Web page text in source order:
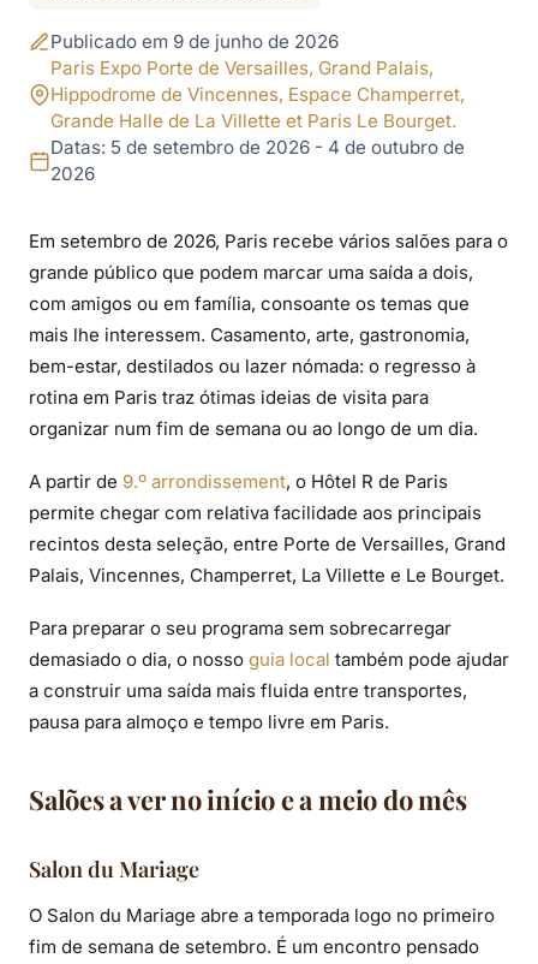
Salões para o grande
público em Paris em
setembro de 2026: 8
eventos a anotar
Publicado em 9 de junho de 2026
Paris Expo Porte de Versailles, Grand Palais,
Hippodrome de Vincennes, Espace Champerret,
Grande Halle de La Villette et Paris Le Bourget.
Datas: 5 de setembro de 2026 - 4 de outubro de
2026
Em setembro de 2026, Paris recebe vários salões para o
grande público que podem marcar uma saída a dois,
com amigos ou em família, consoante os temas que
mais lhe interessem. Casamento, arte, gastronomia,
bem-estar, destilados ou lazer nómada: o regresso à
rotina em Paris traz ótimas ideias de visita para
organizar num fim de semana ou ao longo de um dia.
A partir de 9.º arrondissement, o Hôtel R de Paris
permite chegar com relativa facilidade aos principais
recintos desta seleção, entre Porte de Versailles, Grand
Palais, Vincennes, Champerret, La Villette e Le Bourget.
Para preparar o seu programa sem sobrecarregar
demasiado o dia, o nosso guia local também pode ajudar
a construir uma saída mais fluida entre transportes,
pausa para almoço e tempo livre em Paris.
Salões a ver no início e a meio do mês
Salon du Mariage
O Salon du Mariage abre a temporada logo no primeiro
fim de semana de setembro. É um encontro pensado